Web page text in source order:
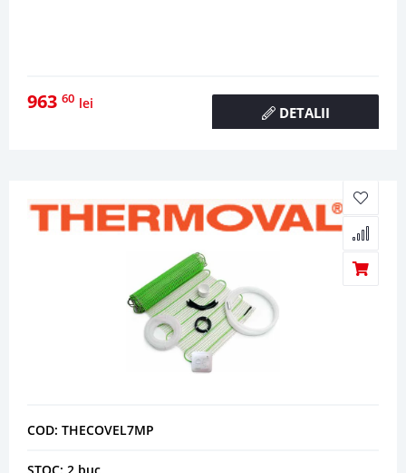
963 60 lei
DETALII
COD: THECOVEL7MP